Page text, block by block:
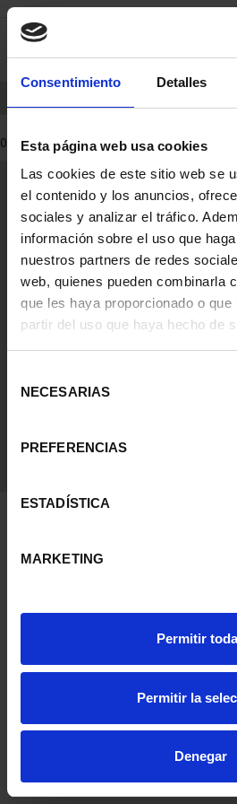
Consentimiento Detalles
Esta página web usa cookies
Las cookies de este sitio web se
el contenido y los anuncios,
sociales y analizar el tráfico.
información sobre el uso que
nuestros partners de redes
web, quienes pueden combinarla
que les haya proporcionado o que
partir del uso que haya hecho de
NECESARIAS
PREFERENCIAS
ESTADÍSTICA
MARKETING
Permitir
Permitir la
Denegar
saltar
contenido
Saltar
men
0 Productos encontrados
Información
Contacto
Preguntas
Aviso
Condiciones